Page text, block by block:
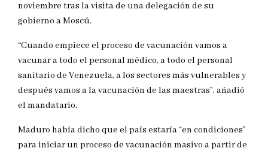
noviembre tras la visita de una delegación de su
gobierno a Moscú.
“Cuando empiece el proceso de vacunación vamos a
vacunar a todo el personal médico, a todo el personal
sanitario de Venezuela, a los sectores más vulnerables y
después vamos a la vacunación de las maestras”, añadió
el mandatario.
Maduro había dicho que el país estaría “en condiciones”
para iniciar un proceso de vacunación masivo a partir de